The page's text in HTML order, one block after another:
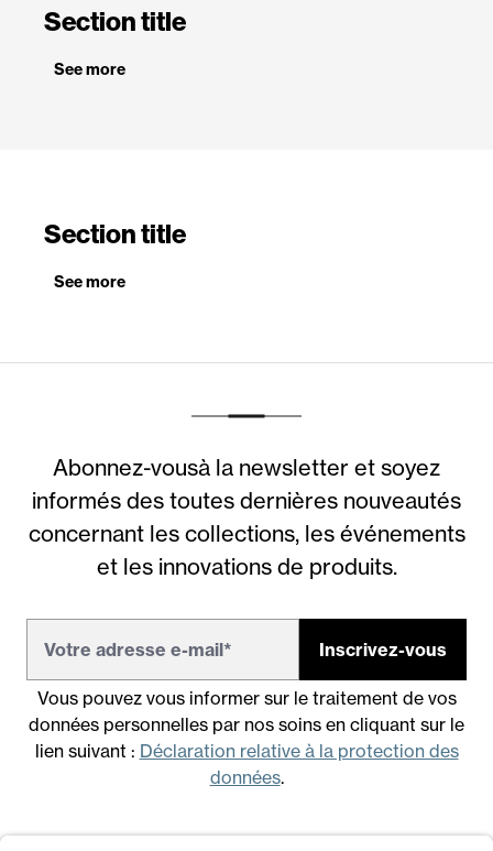
Section title
See more
Section title
See more
Abonnez-vousà la newsletter et soyez
informés des toutes dernières nouveautés
concernant les collections, les événements
et les innovations de produits.
Inscrivez-vous
Vous pouvez vous informer sur le traitement de vos
données personnelles par nos soins en cliquant sur le
lien suivant : Déclaration relative à la protection des
données.